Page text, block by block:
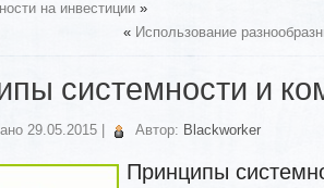
на инвестиции »
« Использование
системности и
29.05.2015 Автор: Blackworker
Принципы